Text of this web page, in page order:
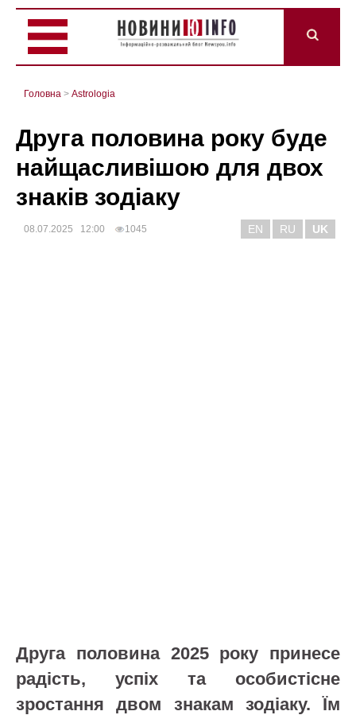
Головна > Astrologia
Друга половина року буде
найщасливішою для двох
знаків зодіаку
08.07.2025 12:00 1045 EN RU UK
Друга половина 2025 року принесе
радість, успіх та особистісне
зростання двом знакам зодіаку. Їм